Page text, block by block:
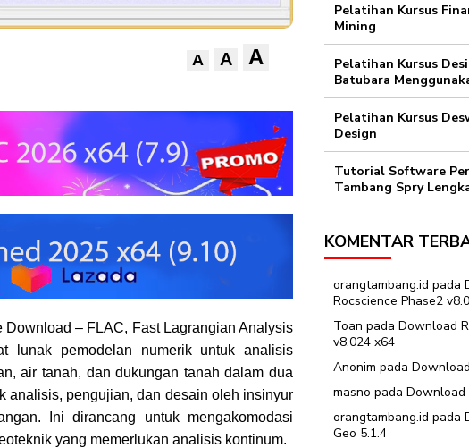
A A A
Download – FLAC, Fast Lagrangian Analysis
lunak pemodelan numerik untuk analisis
air tanah, dan dukungan tanah dalam dua
analisis, pengujian, dan desain oleh insinyur
Ini dirancang untuk mengakomodasi
yang memerlukan analisis kontinum.
Pelatihan Kursus
Mining
Pelatihan Kursus
Batubara
Pelatihan Kursus
Design
Tutorial Software
Tambang Spry
KOMENTAR
orangtambang.id pada
Rocscience Phase2
Toan pada Download
v8.024 x64
Anonim pada
masno pada Download
orangtambang.id pada
Geo 5.1.4